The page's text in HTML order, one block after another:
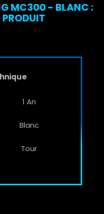
MC300 - BLANC :
1 An
Blanc
Tour